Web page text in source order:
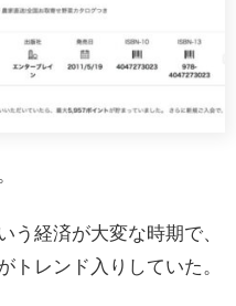
う経済が大変な時期で、
トレンド入りしていた。